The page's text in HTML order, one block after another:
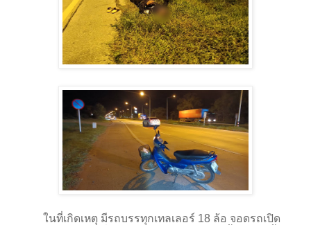
ในที่เกิดเหตุ มีรถบรรทุกเทลเลอร์ 18 ล้อ จอดรถเปิด